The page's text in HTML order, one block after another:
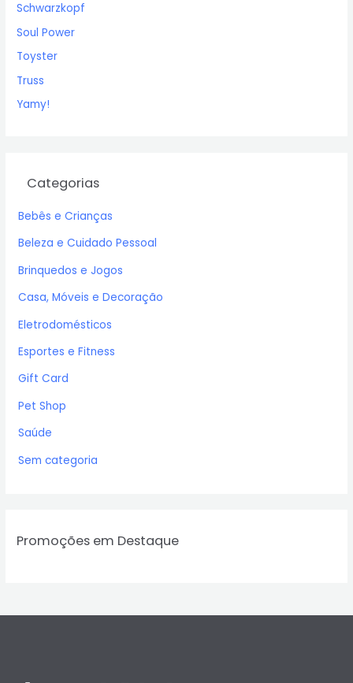
Schwarzkopf
Soul Power
Toyster
Truss
Yamy!
Categorias
Bebês e Crianças
Beleza e Cuidado Pessoal
Brinquedos e Jogos
Casa, Móveis e Decoração
Eletrodomésticos
Esportes e Fitness
Gift Card
Pet Shop
Saúde
Sem categoria
Promoções em Destaque